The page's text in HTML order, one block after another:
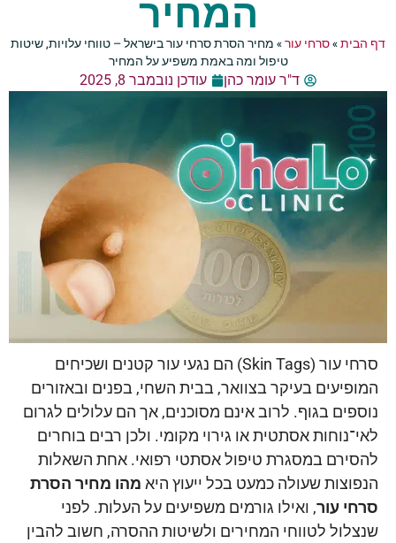
המחיר
דף הבית»סרחי עור» מחיר הסרת סרחי עור בישראל – טווחי עלויות, שיטות
טיפול ומה באמת משפיע על המחיר
ד"ר עומר כהן עודכן נובמבר 8, 2025
סרחי עור (Skin Tags) הם נגעי עור קטנים ושכיחים
המופיעים בעיקר בצוואר, בבית השחי, בפנים ובאזורים
נוספים בגוף. לרוב אינם מסוכנים, אך הם עלולים לגרום
לאי־נוחות אסתטית או גירוי מקומי. ולכן רבים בוחרים
להסירם במסגרת טיפול אסתטי רפואי. אחת השאלות
הנפוצות שעולה כמעט בכל ייעוץ היא מהו מחיר הסרת
סרחי עור, ואילו גורמים משפיעים על העלות. לפני
שנצלול לטווחי המחירים ולשיטות ההסרה, חשוב להבין